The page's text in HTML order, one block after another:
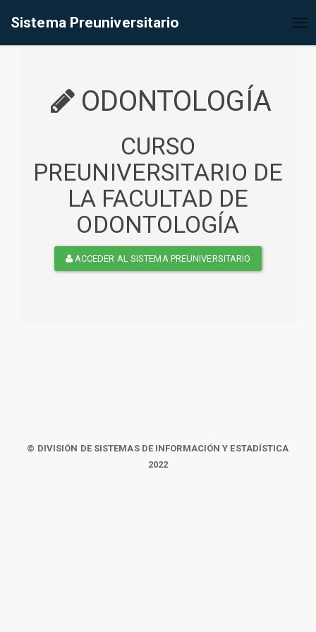
Sistema Preuniversitario
ODONTOLOGÍA
CURSO
PREUNIVERSITARIO DE
LA FACULTAD DE
ODONTOLOGÍA
ACCEDER AL SISTEMA PREUNIVERSITARIO
© DIVISIÓN DE SISTEMAS DE INFORMACIÓN Y ESTADÍSTICA
2022